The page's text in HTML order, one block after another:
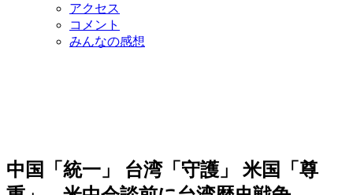
アクセス
コメント
みんなの感想
中国「統一」 台湾「守護」 米国「尊